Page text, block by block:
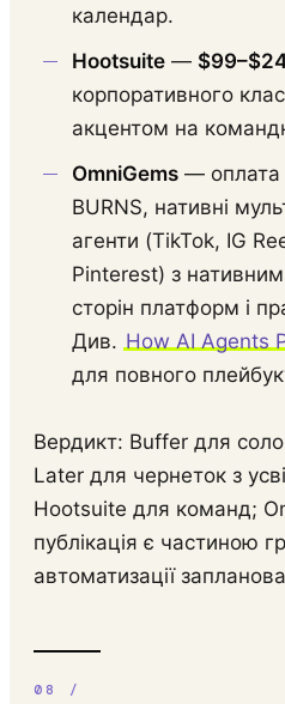
календар.
Hootsuite —
корпоративного
акцентом на
OmniGems — оплата
BURNS, нативні
агенти (TikTok, IG
Pinterest) з
сторін платформ і
Див. How AI Agents
для повного
Вердикт: Buffer для соло
Later для чернеток з
Hootsuite для команд;
публікація є частиною
автоматизації